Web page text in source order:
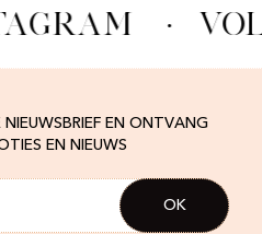
·
EN ONTVANG
EN NIEUWS